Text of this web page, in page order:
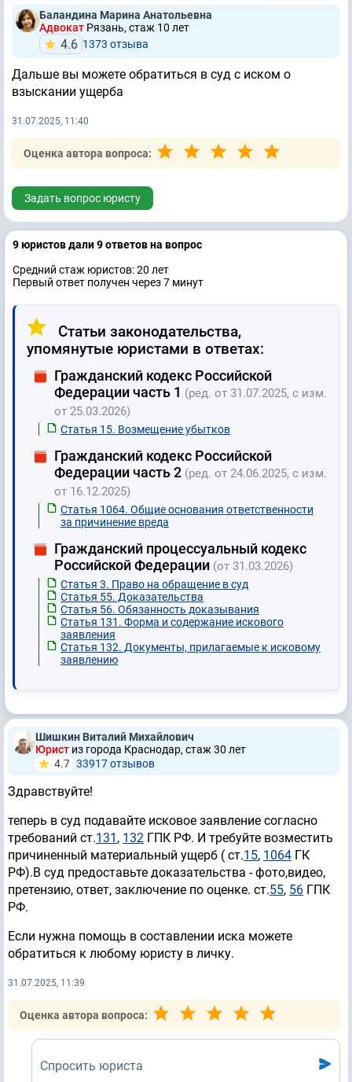
Баландина Марина Анатольевна
Адвокат Рязань, стаж 10 лет
4.6 1373 отзывa
Дальше вы можете обратиться в суд с иском о
взыскании ущерба
31.07.2025, 11:40
Оценка автора вопроса:
Задать вопрос юристу
9 юристов дали 9 ответов на вопрос
Средний стаж юристов: 20 лет
Первый ответ получен через 7 минут
Статьи законодательства,
упомянутые юристами в ответах:
Гражданский кодекс Российской
Федерации часть 1 (ред. от 31.07.2025, с изм.
от 25.03.2026)
Статья 15. Возмещение убытков
Гражданский кодекс Российской
Федерации часть 2 (ред. от 24.06.2025, с изм.
от 16.12.2025)
Статья 1064. Общие основания ответственности
за причинение вреда
Гражданский процессуальный кодекс
Российской Федерации (от 31.03.2026)
Статья 3. Право на обращение в суд
Статья 55. Доказательства
Статья 56. Обязанность доказывания
Статья 131. Форма и содержание искового
заявления
Статья 132. Документы, прилагаемые к исковому
заявлению
Шишкин Виталий Михайлович
Юрист из города Краснодар, стаж 30 лет
4.7 33917 отзывов
Здравствуйте!
теперь в суд подавайте исковое заявление согласно
требований ст.131 , 132 ГПК РФ. И требуйте возместить
причиненный материальный ущерб ( ст.15, 1064 ГК
РФ).В суд предоставьте доказательства - фото,видео,
претензию, ответ, заключение по оценке. ст.55, 56 ГПК
РФ.
Если нужна помощь в составлении иска можете
обратиться к любому юристу в личку.
31.07.2025, 11:39
Оценка автора вопроса:
Спросить юриста